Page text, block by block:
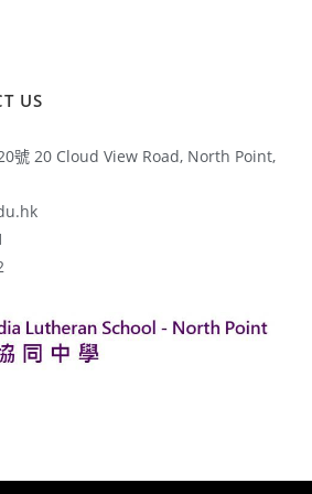
US
號 20 Cloud View Road, North Point,